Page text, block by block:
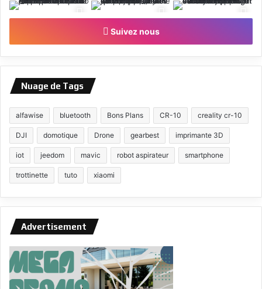
Suivez nous
Nuage de Tags
alfawise bluetooth Bons Plans CR-10 creality cr-10
DJI domotique Drone gearbest imprimante 3D
iot jeedom mavic robot aspirateur smartphone
trottinette tuto xiaomi
Advertisement